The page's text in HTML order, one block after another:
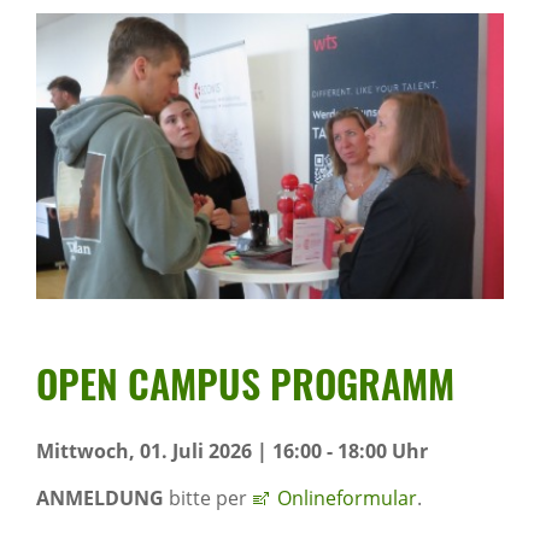
OPEN CAMPUS PROGRAMM
Mittwoch, 01. Juli 2026 | 16:00 - 18:00 Uhr
ANMELDUNG bitte per Onlineformular.